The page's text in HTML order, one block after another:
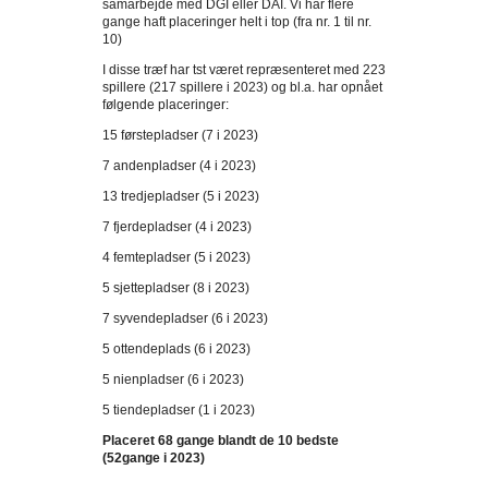
samarbejde med DGI eller DAI. Vi har flere
gange haft placeringer helt i top (fra nr. 1 til nr.
10)
I disse træf har tst været repræsenteret med 223
spillere (217 spillere i 2023) og bl.a. har opnået
følgende placeringer:
15 førstepladser (7 i 2023)
7 andenpladser (4 i 2023)
13 tredjepladser (5 i 2023)
7 fjerdepladser (4 i 2023)
4 femtepladser (5 i 2023)
5 sjettepladser (8 i 2023)
7 syvendepladser (6 i 2023)
5 ottendeplads (6 i 2023)
5 nienpladser (6 i 2023)
5 tiendepladser (1 i 2023)
Placeret 68 gange blandt de 10 bedste
(52gange i 2023)